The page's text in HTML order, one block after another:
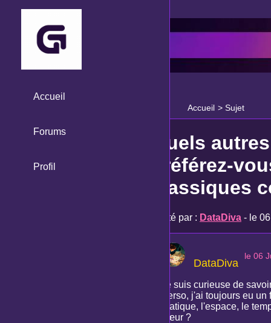
Accueil > Sujet
Accueil
Forums
Profil
Quels
préférez-
classiques
Posté par : DataDiva - le
DataDiva
le 06
Je suis curieuse de
Perso, j'ai toujours eu
pratique, l'espace, le
cœur ?